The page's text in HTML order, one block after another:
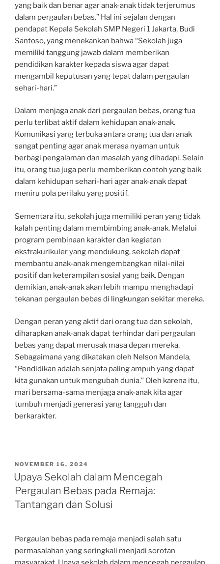
yang baik dan benar agar anak-anak tidak terjerumus
dalam pergaulan bebas.” Hal ini sejalan dengan
pendapat Kepala Sekolah SMP Negeri 1 Jakarta, Budi
Santoso, yang menekankan bahwa “Sekolah juga
memiliki tanggung jawab dalam memberikan
pendidikan karakter kepada siswa agar dapat
mengambil keputusan yang tepat dalam pergaulan
sehari-hari.”
Dalam menjaga anak dari pergaulan bebas, orang tua
perlu terlibat aktif dalam kehidupan anak-anak.
Komunikasi yang terbuka antara orang tua dan anak
sangat penting agar anak merasa nyaman untuk
berbagi pengalaman dan masalah yang dihadapi. Selain
itu, orang tua juga perlu memberikan contoh yang baik
dalam kehidupan sehari-hari agar anak-anak dapat
meniru pola perilaku yang positif.
Sementara itu, sekolah juga memiliki peran yang tidak
kalah penting dalam membimbing anak-anak. Melalui
program pembinaan karakter dan kegiatan
ekstrakurikuler yang mendukung, sekolah dapat
membantu anak-anak mengembangkan nilai-nilai
positif dan keterampilan sosial yang baik. Dengan
demikian, anak-anak akan lebih mampu menghadapi
tekanan pergaulan bebas di lingkungan sekitar mereka.
Dengan peran yang aktif dari orang tua dan sekolah,
diharapkan anak-anak dapat terhindar dari pergaulan
bebas yang dapat merusak masa depan mereka.
Sebagaimana yang dikatakan oleh Nelson Mandela,
“Pendidikan adalah senjata paling ampuh yang dapat
kita gunakan untuk mengubah dunia.” Oleh karena itu,
mari bersama-sama menjaga anak-anak kita agar
tumbuh menjadi generasi yang tangguh dan
berkarakter.
POSTED
ON
NOVEMBER 16, 2024
Upaya Sekolah dalam Mencegah
Pergaulan Bebas pada Remaja:
Tantangan dan Solusi
Pergaulan bebas pada remaja menjadi salah satu
permasalahan yang seringkali menjadi sorotan